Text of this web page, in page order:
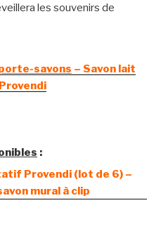
les souvenirs de
savons – Savon lait
:
Provendi (lot de 6) –
mural à clip